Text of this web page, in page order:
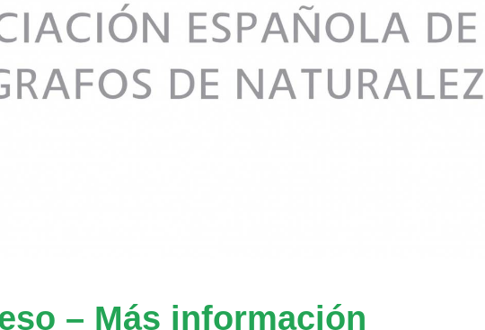
– Más información